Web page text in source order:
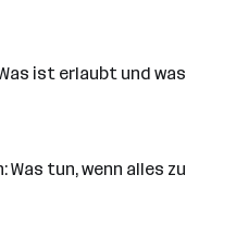
ist erlaubt und was
tun, wenn alles zu